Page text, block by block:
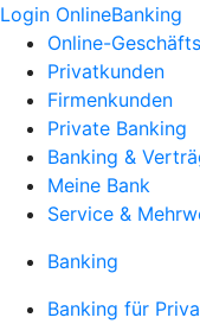
Login OnlineBanking
Online-
Privatkunden
Firmenkunden
Private Banking
Banking &
Meine Bank
Service &
Banking
Banking für